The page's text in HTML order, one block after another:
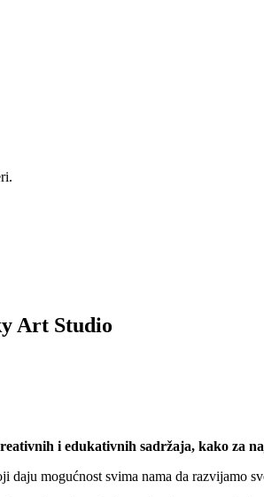
Art Studio
i edukativnih sadržaja, kako za
daju mogućnost svima nama da razvijamo